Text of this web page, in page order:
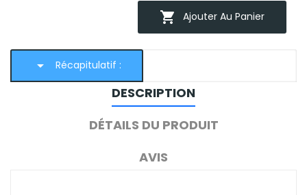
 Ajouter Au Panier
arrow_drop_down Récapitulatif :
DESCRIPTION
DÉTAILS DU PRODUIT
AVIS